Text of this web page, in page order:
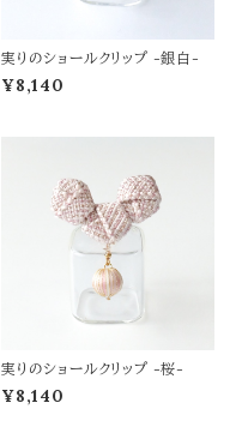
実りのショールクリップ -銀白-
¥8,140
実りのショールクリップ -桜-
¥8,140